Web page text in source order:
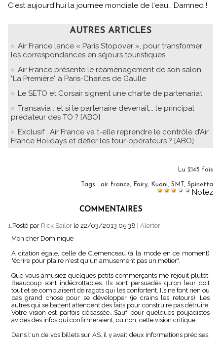
C'est aujourd'hui la journée mondiale de l'eau… Damned !
AUTRES ARTICLES
Air France lance « Paris Stopover », pour transformer
les correspondances en séjours touristiques
Air France présente le réaménagement de son salon
"La Première" à Paris-Charles de Gaulle
Le SETO et Corsair signent une charte de partenariat
Transavia : et si le partenaire devenait... le principal
prédateur des TO ? [ABO]
Exclusif : Air France va t-elle reprendre le contrôle d’Air
France Holidays et défier les tour-opérateurs ? [ABO]
Lu 2145 fois
Tags : air france Foiry Kuoni SMT Spinetta
Notez
COMMENTAIRES
1. Posté par Rick Sailor le 22/03/2013 05:38 | Alerter
Mon cher Dominique
A citation égale, celle de Clemenceau (à la mode en ce moment)
"écrire pour plaire n'est qu'un amusement pas un métier".
Que vous amusiez quelques petits commerçants me réjouit plutôt.
Beaucoup sont indécrottables. Ils sont persuadés qu'on leur doit
tout et se complaisent de ragots qui les confortent. Ils ne font rien ou
pas grand chose pour se développer (je crains les retours). Les
autres qui se battent attendent des faits pour construire pas détruire.
Votre vision est parfois dépassée...Sauf pour quelques poujadistes
avides des infos qui confirmeraient, ou non, cette vision critique.
Dans l'un de vos billets sur AS, il y avait deux informations précises,